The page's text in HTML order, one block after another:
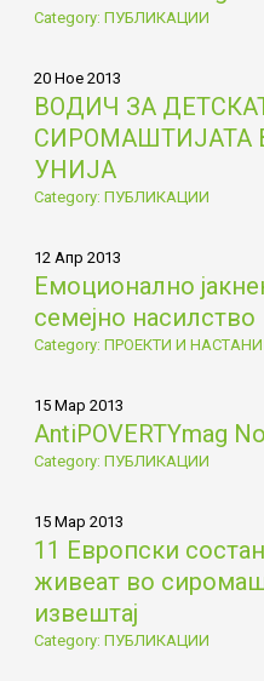
Category: ПУБЛИКАЦИИ
20 Ное 2013
ВОДИЧ ЗА
СИРОМАШТИЈАТА
УНИЈА
Category: ПУБЛИКАЦИИ
12 Апр 2013
Емоционално
семејно насилство
Category: ПРОЕКТИ И НАСТАНИ
15 Мар 2013
AntiPOVERTYmag
Category: ПУБЛИКАЦИИ
15 Мар 2013
11 Европски
живеат во
извештај
Category: ПУБЛИКАЦИИ